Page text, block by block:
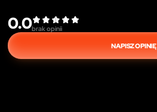
0.0brak opinii
NAPISZ OPINIĘ